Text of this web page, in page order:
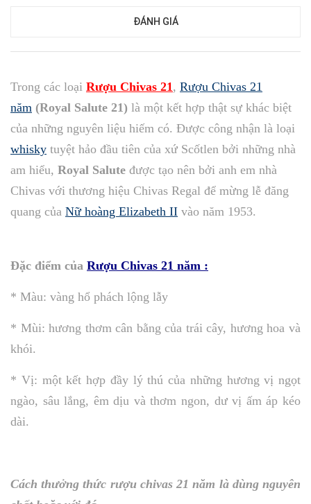
ĐÁNH GIÁ
Trong các loại Rượu Chivas 21, Rượu Chivas 21
năm (Royal Salute 21) là một kết hợp thật sự khác biệt
của những nguyên liệu hiếm có. Được công nhận là loại
whisky tuyệt hảo đầu tiên của xứ Scốtlen bởi những nhà
am hiểu, Royal Salute được tạo nên bởi anh em nhà
Chivas với thương hiệu Chivas Regal để mừng lễ đăng
quang của Nữ hoàng Elizabeth II vào năm 1953.
Đặc điểm của Rượu Chivas 21 năm :
* Màu: vàng hổ phách lộng lẫy
* Mùi: hương thơm cân bằng của trái cây, hương hoa và
khói.
* Vị: một kết hợp đầy lý thú của những hương vị ngọt
ngào, sâu lắng, êm dịu và thơm ngon, dư vị ấm áp kéo
dài.
Cách thưởng thức rượu chivas 21 năm là dùng nguyên